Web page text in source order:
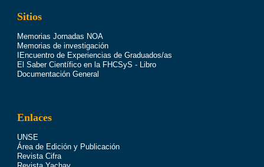
Sitios
Memorias Jornadas NOA
Memorias de investigación
IEncuentro de Experiencias de Graduados/as
El Saber Científico en la FHCSyS - Libro
Documentación General
Enlaces
UNSE
Área de Edición y Publicación
Revista Cifra